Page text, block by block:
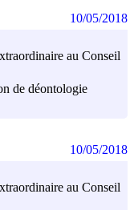
au Conseil
de déontologie
10/05/2018
au Conseil
10/05/2018